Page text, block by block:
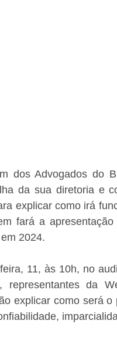
dos Advogados do
da sua diretoria e
explicar como irá
fará a
2024.
11, às 10h, no
representantes da
explicar como será